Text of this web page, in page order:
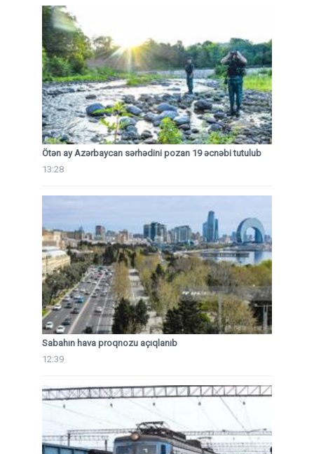
Ötən ay Azərbaycan sərhədini pozan 19 əcnəbi tutulub
13:28
Sabahın hava proqnozu açıqlanıb
12:39